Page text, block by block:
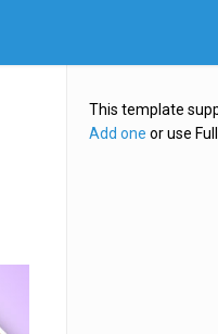
This template
Add one or use